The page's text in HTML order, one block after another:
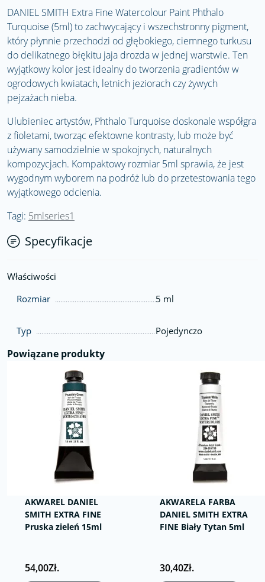
DANIEL SMITH Extra Fine Watercolour Paint Phthalo
Turquoise (5ml) to zachwycający i wszechstronny pigment,
który płynnie przechodzi od głębokiego, ciemnego turkusu
do delikatnego błękitu jaja drozda w jednej warstwie. Ten
wyjątkowy kolor jest idealny do tworzenia gradientów w
ogrodowych kwiatach, letnich jeziorach czy żywych
pejzażach nieba.
Ulubieniec artystów, Phthalo Turquoise doskonale współgra
z fioletami, tworząc efektowne kontrasty, lub może być
używany samodzielnie w spokojnych, naturalnych
kompozycjach. Kompaktowy rozmiar 5ml sprawia, że jest
wygodnym wyborem na podróż lub do przetestowania tego
wyjątkowego odcienia.
Tagi: 5mlseries1
Specyfikacje
Właściwości
Rozmiar
5 ml
Typ Pojedynczo
Powiązane produkty
AKWAREL DANIEL
SMITH EXTRA FINE
Pruska zieleń 15ml
54,00Zł.
AKWARELA FARBA
DANIEL SMITH EXTRA
FINE Biały Tytan 5ml
30,40Zł.